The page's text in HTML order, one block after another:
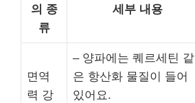
의 종
류
세부 내용
면역
력 강
– 양파에는 퀘르세틴 같
은 항산화 물질이 들어
있어요.